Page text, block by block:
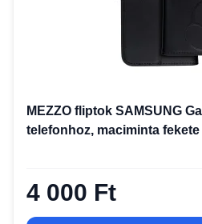
MEZZO fliptok SAMSUNG
telefonhoz, maciminta fekete
4 000 Ft